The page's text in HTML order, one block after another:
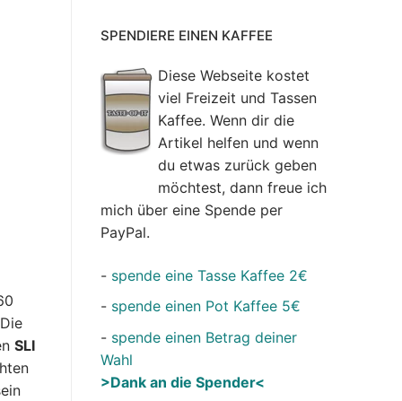
SLI
SPENDIERE EINEN KAFFEE
Diese Webseite kostet
viel Freizeit und Tassen
Kaffee. Wenn dir die
Artikel helfen und wenn
du etwas zurück geben
möchtest, dann freue ich
mich über eine Spende per
PayPal.
- spende eine Tasse Kaffee 2€
- spende einen Pot Kaffee 5€
- spende einen Betrag deiner
Wahl
>Dank an die Spender<